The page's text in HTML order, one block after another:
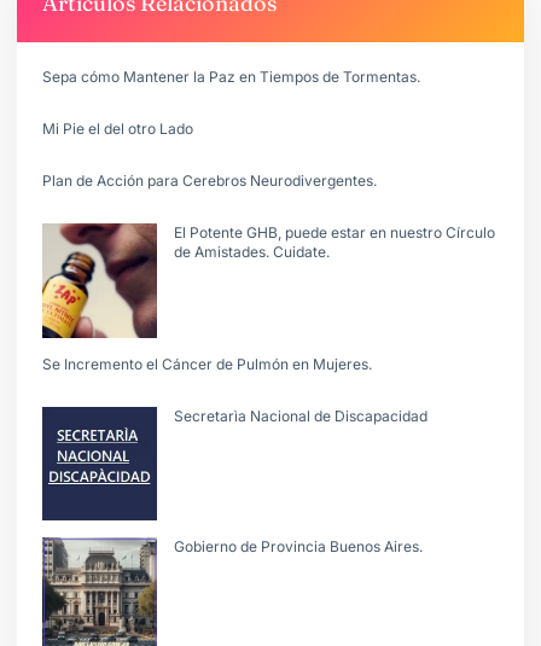
Sepa cómo Mantener la Paz en Tiempos de Tormentas.
Mi Pie el del otro Lado
Plan de Acción para Cerebros Neurodivergentes.
El Potente GHB, puede estar en nuestro Círculo
de Amistades. Cuidate.
Se Incremento el Cáncer de Pulmón en Mujeres.
Secretarìa Nacional de Discapacidad
Gobierno de Provincia Buenos Aires.